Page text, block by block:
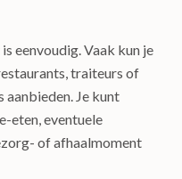
eenvoudig. Vaak kun je
traiteurs of
aanbieden. Je kunt
eten, eventuele
of afhaalmoment